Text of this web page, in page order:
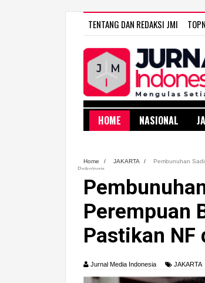
TENTANG DAN REDAKSI JMI
HOME NASIONAL
Home / JAKARTA /
Pembunuhan
Psikologis
Perempuan
Pastikan
Jurnal Media Indonesia JAKARTA